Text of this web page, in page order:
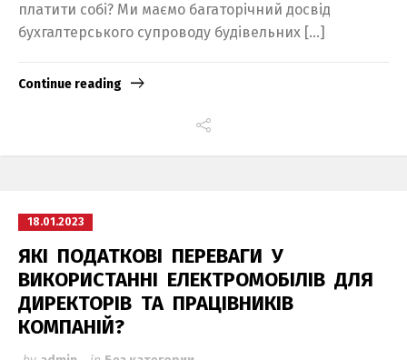
платити собі? Ми маємо багаторічний досвід
бухгалтерського супроводу будівельних […]
Continue reading
18.01.2023
ЯКІ ПОДАТКОВІ ПЕРЕВАГИ У
ВИКОРИСТАННІ ЕЛЕКТРОМОБІЛІВ ДЛЯ
ДИРЕКТОРІВ ТА ПРАЦІВНИКІВ
КОМПАНІЙ?
Switch The Language